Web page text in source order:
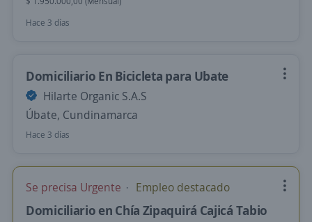
Hace 3 días
Domiciliario En Bicicleta para Ubate
Hilarte Organic S.A.S
Úbate, Cundinamarca
Hace 3 días
Se precisa Urgente Empleo destacado
Domiciliario en Chía Zipaquirá Cajicá Tabio